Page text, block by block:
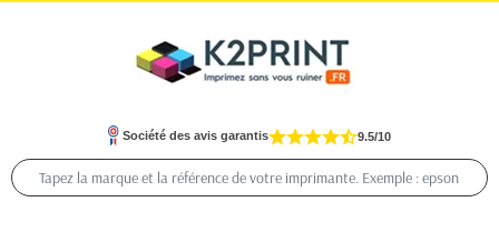
Société des avis garantis 9.5/10